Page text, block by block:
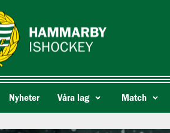
Nyheter Våra lag Match